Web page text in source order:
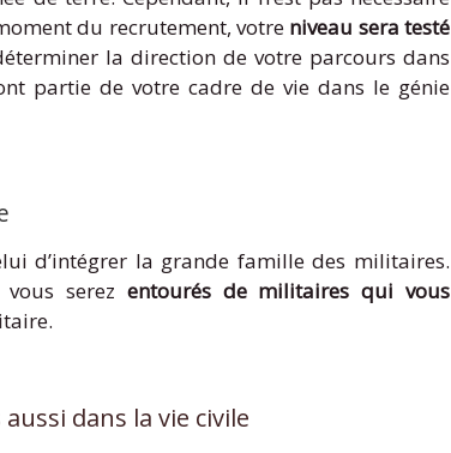
du recrutement, votre niveau sera testé
la direction de votre parcours dans
partie de votre cadre de vie dans le génie
d’intégrer la grande famille des militaires.
serez entourés de militaires qui vous
dans la vie civile